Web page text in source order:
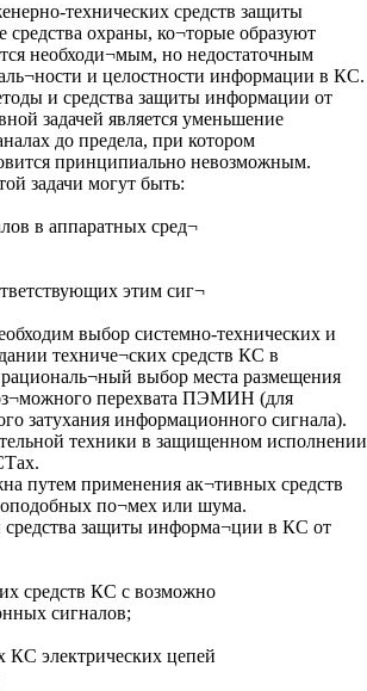
технических средств защиты
охраны, ко¬торые образуют
необходи¬мым, но недостаточным
и целостности информации в КС.
и средства защиты информации от
задачей является уменьшение
до предела, при котором
принципиально невозможным.
задачи могут быть:
в аппаратных сред¬
этим сиг¬
выбор системно-технических и
техниче¬ских средств КС в
выбор места размещения
перехвата ПЭМИН (для
затухания информационного сигнала).
техники в защищенном исполнении
путем применения ак¬тивных средств
по¬мех или шума.
защиты информа¬ции в КС от
средств КС с возможно
сигналов;
КС электрических цепей